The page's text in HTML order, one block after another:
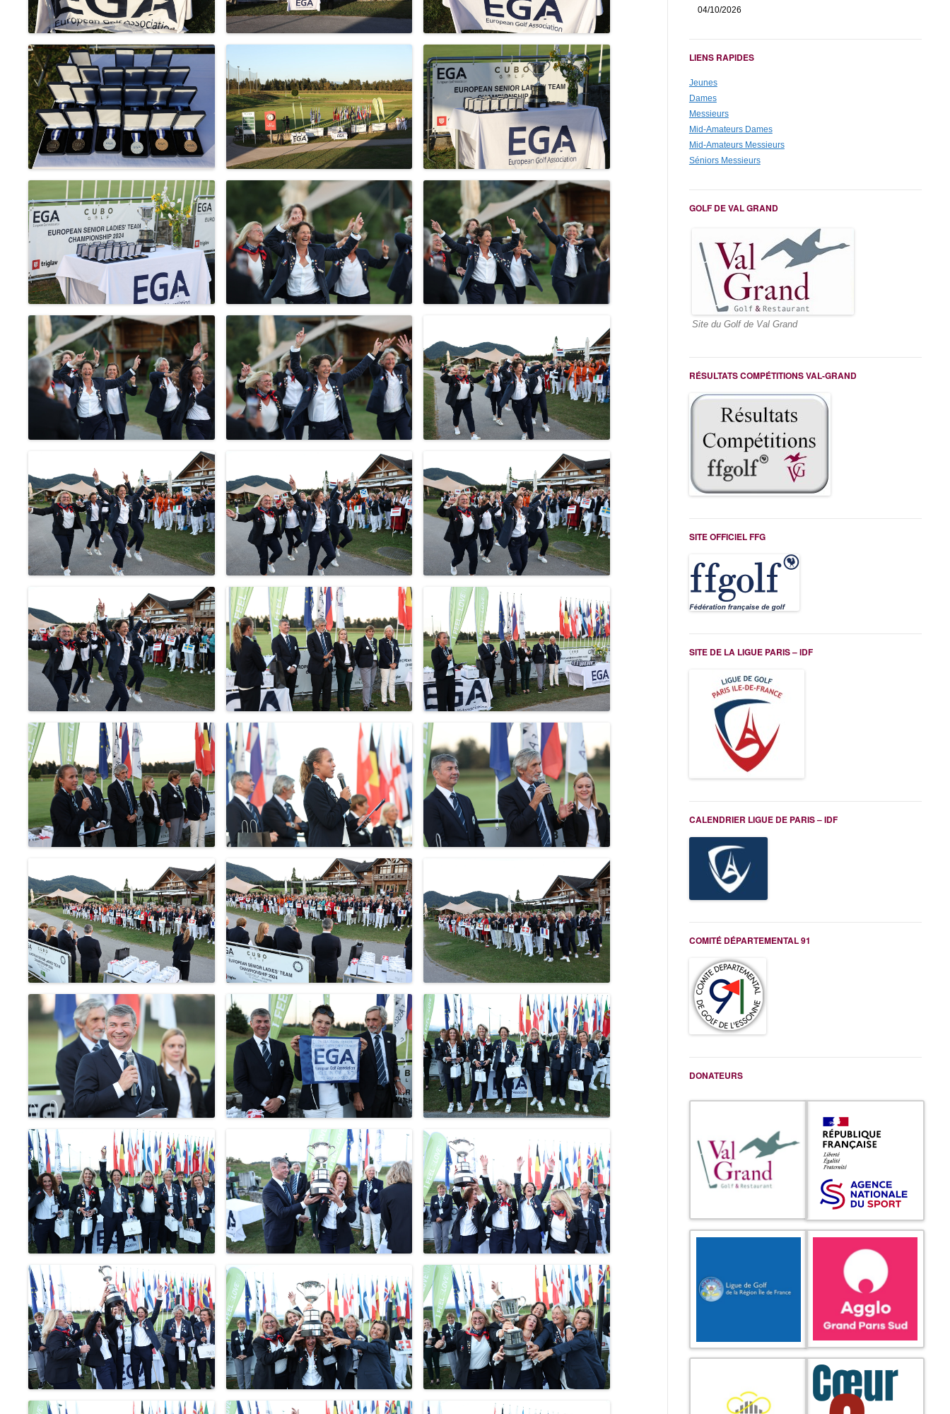
04/10/2026
LIENS RAPIDES
Jeunes
Dames
Messieurs
Mid-Amateurs Dames
Mid-Amateurs Messieurs
Séniors Messieurs
GOLF DE VAL GRAND
Site du Golf de Val Grand
RÉSULTATS COMPÉTITIONS VAL-GRAND
SITE OFFICIEL FFG
SITE DE LA LIGUE PARIS – IDF
CALENDRIER LIGUE DE PARIS – IDF
COMITÉ DÉPARTEMENTAL 91
DONATEURS